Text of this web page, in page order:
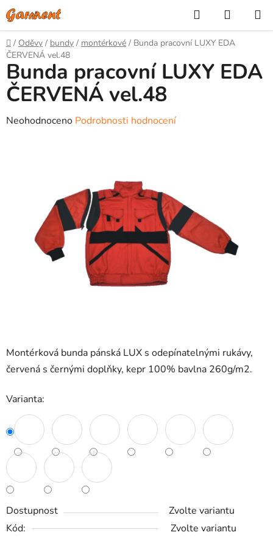
Přejít
na
obsah
Hledat
KOŠÍK
Domů
/ Oděvy / bundy / montérkové / Bunda pracovní LUXY EDA
ČERVENÁ vel.48
Montérková bunda pánská LUX s odepínatelnými rukávy,
červená s černými doplňky, kepr 100% bavlna 260g/m2.
Varianta:
Dostupnost
Zvolte variantu
Kód:
Zvolte variantu
Bunda pracovní LUXY EDA
ČERVENÁ vel.48
Průměrné
hvězdiček.
Neohodnoceno Podrobnosti hodnocení